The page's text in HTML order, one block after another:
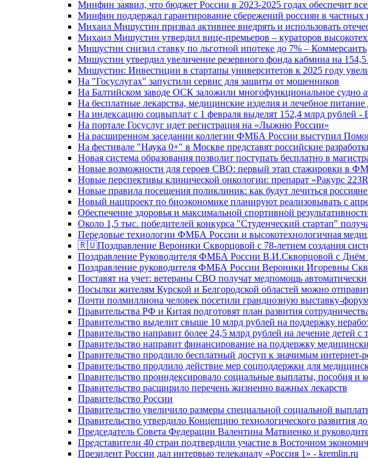
Минфин заявил, что бюджет России в 2023-2025 годах обеспечит
Минфин поддержал гарантирование сбережений россиян в
Михаил Мишустин призвал активнее внедрять и использовать
Михаил Мишустин утвердил вице-премьеров – кураторов
Мишустин снизил ставку по льготной ипотеке до 7% – Коммерсантъ
Мишустин утвердил увеличение резервного фонда кабмина на
Мишустин: Инвестиции в стартапы университетов к 2025 году
На "Госуслугах" запустили сервис для защиты от мошенников
На Балтийском заводе ОСК заложили многофункциональное судно
На бесплатные лекарства, медицинские изделия и лечебное
На индексацию соцвыплат с 1 февраля выделят 152,4 млрд рублей -
На портале Госуслуг идет регистрация на «Лыжню России»
На расширенном заседании коллегии ФМБА России выступил
На фестивале "Наука 0+" в Москве представят российские
Новая система образования позволит поступать бесплатно в
Новые возможности для героев СВО: первый этап стажировки в
Новые перспективы клинической онкологии: препарат «Ракурс
Новые правила посещения поликлиник: как будут лечиться
Новый нацпроект по биоэкономике планируют реализовывать с
Обеспечение здоровья и максимальной спортивной
Около 1,5 тыс. победителей конкурса "Студенческий стартап"
Передовые технологии ФМБА России и высокотехнологичная
🇷🇺Поздравление Вероники Скворцовой с 78-летием создания
Поздравление Руководителя ФМБА России В.И.Скворцовой с Днём
Поздравление руководителя ФМБА России Вероники Игоревны
Поставят на учет: ветераны СВО получат медпомощь автоматически
Посылки жителям Курской и Белгородской областей можно
Почти полмиллиона человек посетили грандиозную выставку-
Правительства РФ и Китая подготовят план развития
Правительство выделит свыше 10 млрд рублей на поддержку
Правительство направит более 24,5 млрд рублей на лечение детей
Правительство направит финансирование на поддержку
Правительство продлило бесплатный доступ к значимым интернет-
Правительство продлило действие мер соцподдержки для
Правительство проиндексировало социальные выплаты, пособия и
Правительство расширило перечень жизненно важных лекарств
Правительство России
Правительство увеличило размеры специальной социальной
Правительство утвердило Концепцию технологического развития
Председатель Совета Федерации Валентина Матвиенко и
Представители 40 стран подтвердили участие в Восточном
Президент России дал интервью телеканалу «Россия 1» - kremlin.ru